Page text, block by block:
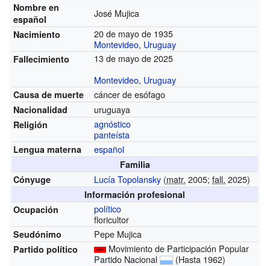
Nombre en
español
José Mujica
Nacimiento
20 de mayo de 1935
Montevideo, Uruguay
Fallecimiento
13 de mayo de 2025
Montevideo, Uruguay
Causa de muerte cáncer de esófago
Nacionalidad uruguaya
Religión
agnóstico
panteísta
Lengua materna español
Familia
Cónyuge
Lucía Topolansky (matr. 2005;fall. 2025)
Información profesional
Ocupación
político
floricultor
Seudónimo Pepe Mujica
Partido político
Movimiento de Participación Popular
Partido Nacional
(Hasta 1962)